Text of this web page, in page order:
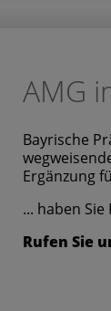
AMG
Bayrische
Ergänzung
... haben
Rufen Sie